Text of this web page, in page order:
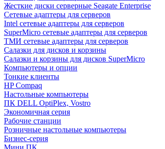
Жесткие диски серверные Seagate Enterprise
Сетевые адаптеры для серверов
Intel сетевые адаптеры для серверов
SuperMicro сетевые адаптеры для серверов
ТМИ сетевые адаптеры для серверов
Салазки для дисков и корзины
Салазки и корзины для дисков SuperMicro
Компьютеры и опции
Тонкие клиенты
HP Compaq
Настольные компьютеры
ПК DELL OptiPlex, Vostro
Экономичная серия
Рабочие станции
Розничные настольные компьютеры
Бизнес-серия
Мини ПК